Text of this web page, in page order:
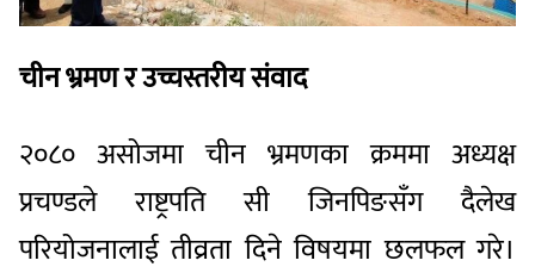
चीन भ्रमण र उच्चस्तरीय संवाद
२०८० असोजमा चीन भ्रमणका क्रममा अध्यक्ष
प्रचण्डले राष्ट्रपति सी जिनपिङसँग दैलेख
परियोजनालाई तीव्रता दिने विषयमा छलफल गरे।